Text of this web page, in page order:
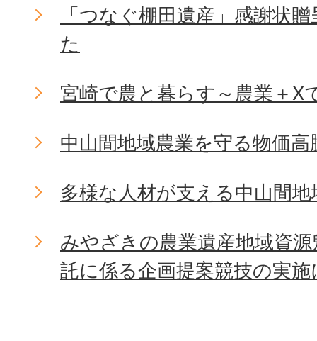
「つなぐ棚田遺産」感謝状
た
宮崎で農と暮らす～農業＋X
中山間地域農業を守る物価高
多様な人材が支える中山間
みやざきの農業遺産地域資
託に係る企画提案競技の実